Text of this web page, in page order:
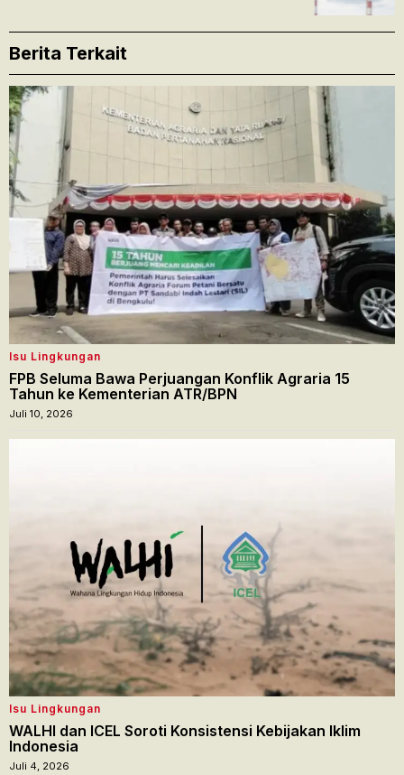
Berita Terkait
Isu Lingkungan
FPB Seluma Bawa Perjuangan Konflik Agraria 15
Tahun ke Kementerian ATR/BPN
Juli 10, 2026
Isu Lingkungan
WALHI dan ICEL Soroti Konsistensi Kebijakan Iklim
Indonesia
Juli 4, 2026